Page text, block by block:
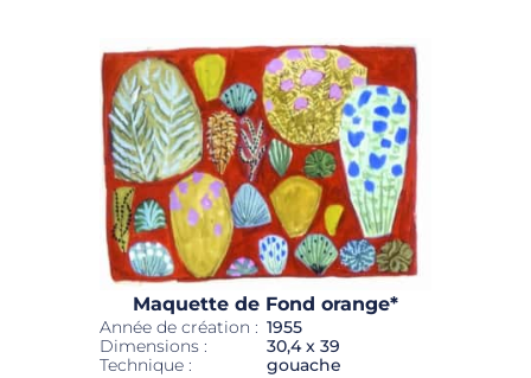
Maquette de Fond orange*
Année de création : 1955
Dimensions :
30,4 x 39
Technique :
gouache